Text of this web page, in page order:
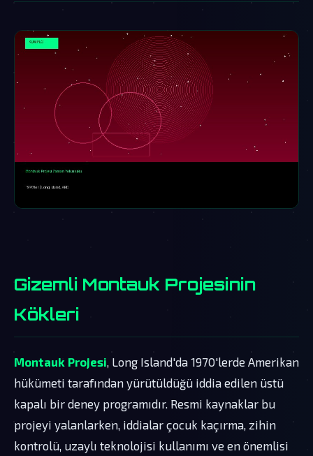
Gizemli Montauk Projesinin
Kökleri
Montauk Projesi , Long Island'da 1970'lerde Amerikan
hükümeti tarafından yürütüldüğü iddia edilen üstü
kapalı bir deney programıdır. Resmi kaynaklar bu
projeyi yalanlarken, iddialar çocuk kaçırma, zihin
kontrolü, uzaylı teknolojisi kullanımı ve en önemlisi